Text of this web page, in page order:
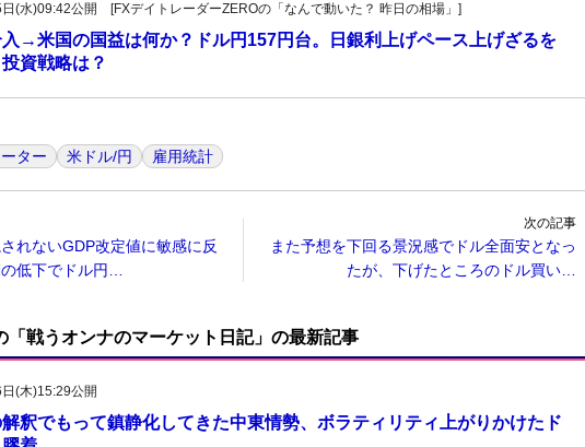
(水)09:42公開 [FXデイトレーダーZEROの「なんで動いた？ 昨日の相場」]
入→米国の国益は何か？ドル円157円台。日銀利上げペース上げざるを
資戦略は？
ター 米ドル/円 雇用統計
れないGDP改定値に敏感に反
低下でドル円…
次の記事
また予想を下回る景況感でドル全面安となっ
たが、下げたところのドル買い…
「戦うオンナのマーケット日記」の最新記事
(木)15:29公開
釈でもって鎮静化してきた中東情勢、ボラティリティ上がりかけたド